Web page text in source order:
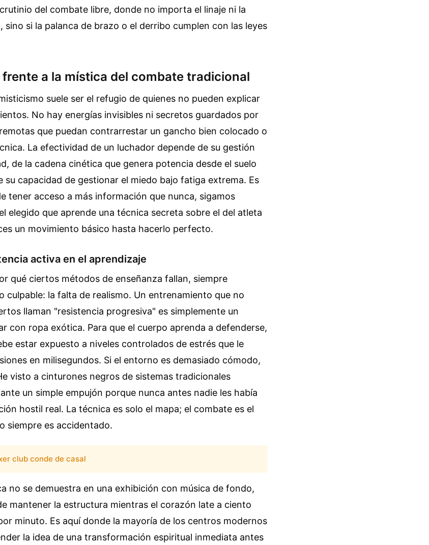
del combate libre, donde no importa el linaje ni la
sino si la palanca de brazo o el derribo cumplen con las leyes
a la mística del combate tradicional
suele ser el refugio de quienes no pueden explicar
No hay energías invisibles ni secretos guardados por
que puedan contrarrestar un gancho bien colocado o
La efectividad de un luchador depende de su gestión
de la cadena cinética que genera potencia desde el suelo
su capacidad de gestionar el miedo bajo fatiga extrema. Es
tener acceso a más información que nunca, sigamos
elegido que aprende una técnica secreta sobre el del atleta
un movimiento básico hasta hacerlo perfecto.
activa en el aprendizaje
qué ciertos métodos de enseñanza fallan, siempre
culpable: la falta de realismo. Un entrenamiento que no
llaman "resistencia progresiva" es simplemente un
con ropa exótica. Para que el cuerpo aprenda a defenderse,
estar expuesto a niveles controlados de estrés que le
en milisegundos. Si el entorno es demasiado cómodo,
visto a cinturones negros de sistemas tradicionales
un simple empujón porque nunca antes nadie les había
hostil real. La técnica es solo el mapa; el combate es el
siempre es accidentado.
club conde de casal
no se demuestra en una exhibición con música de fondo,
mantener la estructura mientras el corazón late a ciento
minuto. Es aquí donde la mayoría de los centros modernos
la idea de una transformación espiritual inmediata antes